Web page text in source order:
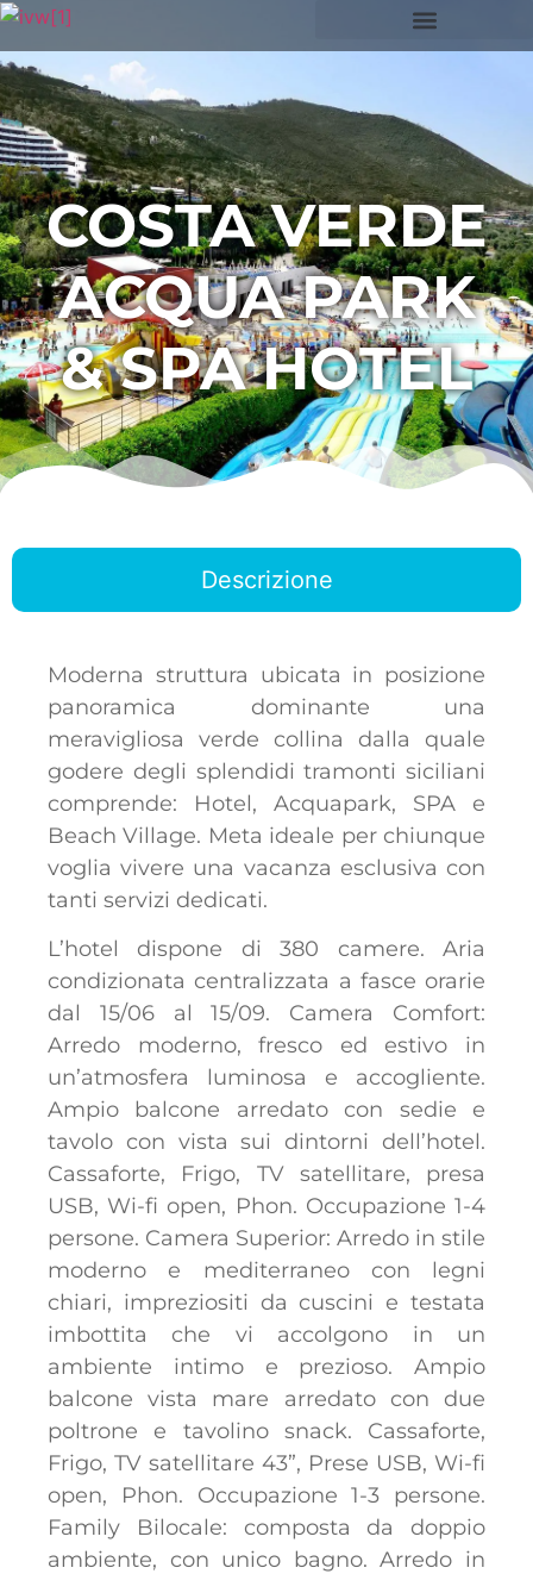
COSTA VERDE
ACQUA PARK
& SPA HOTEL
Descrizione
Moderna struttura ubicata in posizione
panoramica dominante una
meravigliosa verde collina dalla quale
godere degli splendidi tramonti siciliani
comprende: Hotel, Acquapark, SPA e
Beach Village. Meta ideale per chiunque
voglia vivere una vacanza esclusiva con
tanti servizi dedicati.
L’hotel dispone di 380 camere. Aria
condizionata centralizzata a fasce orarie
dal 15/06 al 15/09. Camera Comfort:
Arredo moderno, fresco ed estivo in
un’atmosfera luminosa e accogliente.
Ampio balcone arredato con sedie e
tavolo con vista sui dintorni dell’hotel.
Cassaforte, Frigo, TV satellitare, presa
USB, Wi-fi open, Phon. Occupazione 1-4
persone. Camera Superior: Arredo in stile
moderno e mediterraneo con legni
chiari, impreziositi da cuscini e testata
imbottita che vi accolgono in un
ambiente intimo e prezioso. Ampio
balcone vista mare arredato con due
poltrone e tavolino snack. Cassaforte,
Frigo, TV satellitare 43”, Prese USB, Wi-fi
open, Phon. Occupazione 1-3 persone.
Family Bilocale: composta da doppio
ambiente, con unico bagno. Arredo in